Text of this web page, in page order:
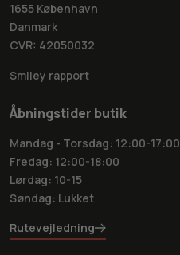
1655 København
Danmark
CVR: 42050032
Smiley rapport
Åbningstider butik
Mandag - Torsdag: 12:00-17:00
Fredag: 12:00-18:00
Lørdag: 10-15
Søndag: Lukket
Rutevejledning